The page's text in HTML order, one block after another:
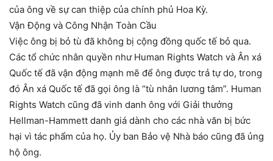
của ông về sự can thiệp của chính phủ Hoa Kỳ.
Vận Động và Công Nhận Toàn Cầu
Việc ông bị bỏ tù đã không bị cộng đồng quốc tế bỏ qua.
Các tổ chức nhân quyền như Human Rights Watch và Ân xá
Quốc tế đã vận động mạnh mẽ để ông được trả tự do, trong
đó Ân xá Quốc tế đã gọi ông là “tù nhân lương tâm”. Human
Rights Watch cũng đã vinh danh ông với Giải thưởng
Hellman-Hammett danh giá dành cho các nhà văn bị bức
hại vì tác phẩm của họ. Ủy ban Bảo vệ Nhà báo cũng đã ủng
hộ ông.